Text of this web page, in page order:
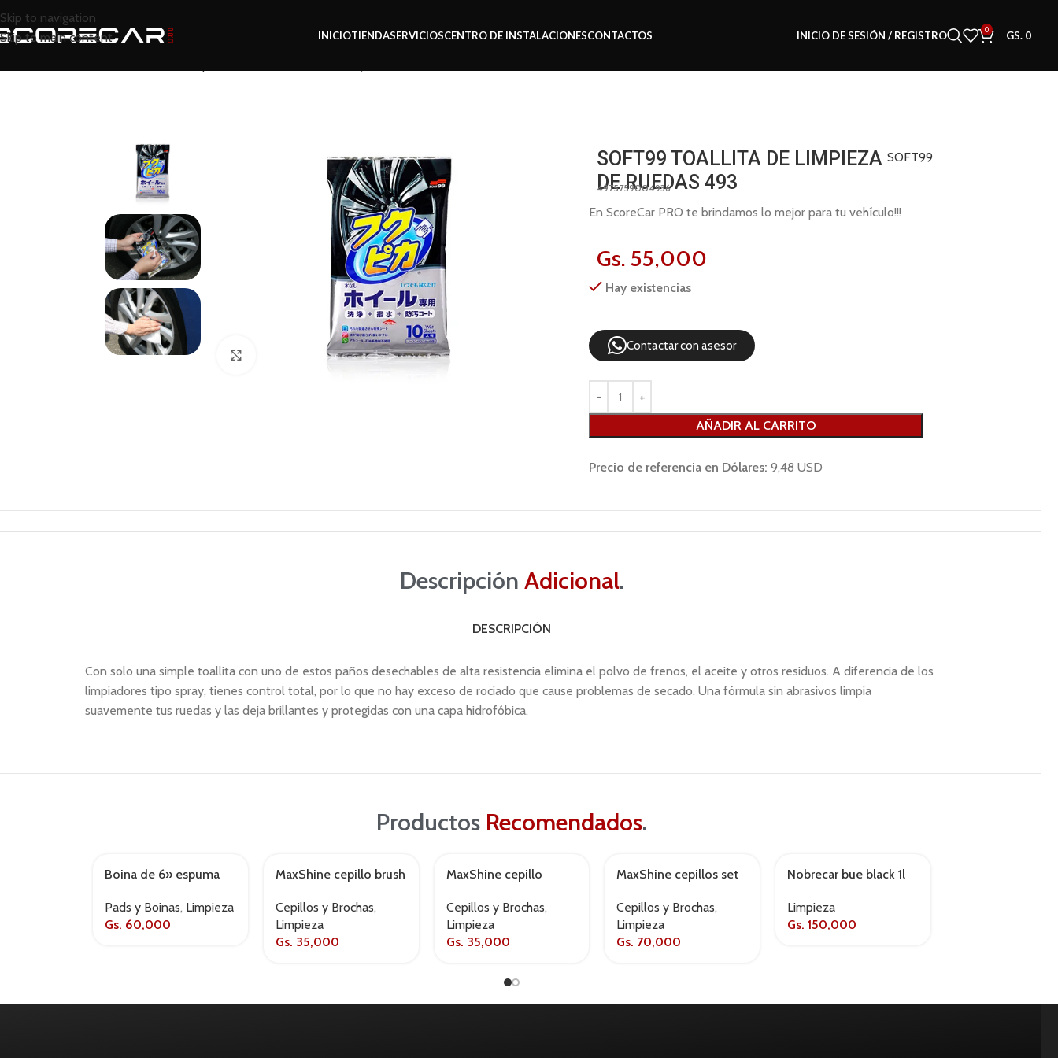
Skip to navigation
Skip to main content
INICIOTIENDASERVICIOSCENTRO DE INSTALACIONESCONTACTOS INICIO DE SESIÓN / REGISTRO 0 GS. 0
Click to enlarge
SOFT99 TOALLITA DE LIMPIEZA
DE RUEDAS 493
SOFT99
4975759004936
En ScoreCar PRO te brindamos lo mejor para tu vehículo!!!
Gs. 55,000
Hay existencias
Contactar con asesor
AÑADIR AL CARRITO
Precio de referencia en Dólares: 9,48 USD
Descripción Adicional.
DESCRIPCIÓN
Con solo una simple toallita con uno de estos paños desechables de alta resistencia elimina el polvo de frenos, el aceite y otros residuos. A diferencia de los
limpiadores tipo spray, tienes control total, por lo que no hay exceso de rociado que cause problemas de secado. Una fórmula sin abrasivos limpia
suavemente tus ruedas y las deja brillantes y protegidas con una capa hidrofóbica.
Productos Recomendados.
AGOTADO
Boina de 6» espuma
Pads y Boinas, Limpieza
Gs. 60,000
AGOTADO
MaxShine cepillo brush
Cepillos y Brochas,
Limpieza
Gs. 35,000
AGOTADO
MaxShine cepillo
Cepillos y Brochas,
Limpieza
Gs. 35,000
MaxShine cepillos set
Cepillos y Brochas,
Limpieza
Gs. 70,000
Nobrecar bue black 1l
Limpieza
Gs. 150,000